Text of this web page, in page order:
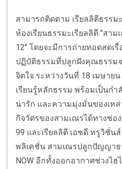
สามารถติดตาม เรียลลิตีธรรม
ห้องเรียนธรรมะเรียลลิตี "สา
12" โดยจะมีการถ่ายทอดสดเ
ปฏิบัติธรรมที่ปลูกฝังคุณธรรม
จิตใจ ระหว่างวันที่ 18 เมษา
เรียนรู้หลักธรรม พร้อมเป็นก
น่ารัก และความมุ่งมั่นของเห
กิจวัตรของสามเณรได้ทางช่อ
99 และเรียลลิตี เอชดี ทรูวิชั่น
พลิเคชั่น สามเณรปลูกปัญญาธร
NOW อีกทั้งออกอากาศช่วงไฮ